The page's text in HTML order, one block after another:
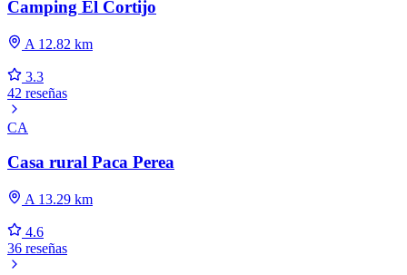
Camping El Cortijo
A 12.82 km
3.3
42 reseñas
CA
Casa rural Paca Perea
A 13.29 km
4.6
36 reseñas